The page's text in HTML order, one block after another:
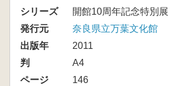
シリーズ
開館10周年記念特別展
発行元
奈良県立万葉文化館
出版年
2011
判
A4
ページ
146